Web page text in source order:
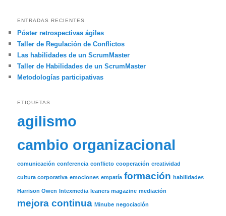
ENTRADAS RECIENTES
Póster retrospectivas ágiles
Taller de Regulación de Conflictos
Las habilidades de un ScrumMaster
Taller de Habilidades de un ScrumMaster
Metodologías participativas
ETIQUETAS
agilismo
cambio organizacional
comunicación conferencia conflicto cooperación creatividad
cultura corporativa emociones empatía formación habilidades
Harrison Owen Intexmedia leaners magazine mediación
mejora continua Minube negociación